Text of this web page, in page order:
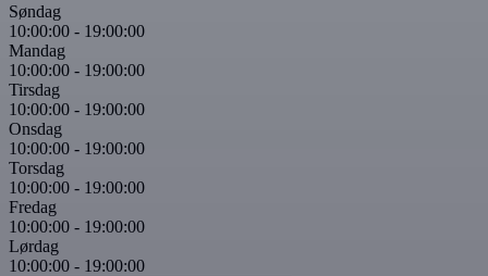
Søndag
10:00:00 - 19:00:00
Mandag
10:00:00 - 19:00:00
Tirsdag
10:00:00 - 19:00:00
Onsdag
10:00:00 - 19:00:00
Torsdag
10:00:00 - 19:00:00
Fredag
10:00:00 - 19:00:00
Lørdag
10:00:00 - 19:00:00